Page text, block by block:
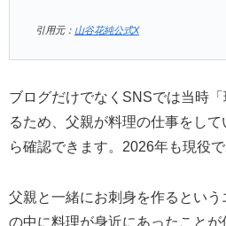
引用元： 山谷花純公式X
ブログだけでなくSNSでは当時
るため、父親が料理の仕事をし
ら確認できます。2026年も現役
父親と一緒にお刺身を作るとい
の中に料理が身近にあったことが